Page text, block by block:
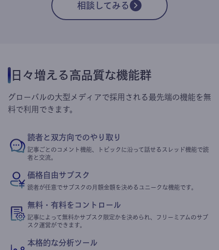
相談してみる
日々増える高品質な機能群
グローバルの大型メディアで採用される最先端の機能を無
料で利用できます。
読者と双方向でのやり取り
記事ごとのコメント機能、トピックに沿って話せるスレッド機能で読
者と交流。
価格自由サブスク
読者が任意でサブスクの月額金額を決めるユニークな機能です。
無料・有料をコントロール
記事によって無料かサブスク限定かを決められ、フリーミアムのサブ
スク運営ができます。
本格的な分析ツール